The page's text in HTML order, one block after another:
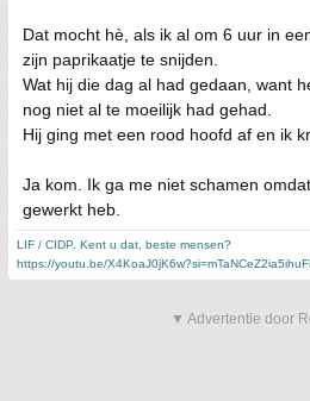
Dat mocht hè, als ik al om 6 uur in
zijn paprikaatje te snijden.
Wat hij die dag al had gedaan, want
nog niet al te moeilijk had gehad.
Hij ging met een rood hoofd af en ik
Ja kom. Ik ga me niet schamen
gewerkt heb.
LIF / CIDP. Kent u dat, beste mensen?
https://youtu.be/
▼ Advertentie door